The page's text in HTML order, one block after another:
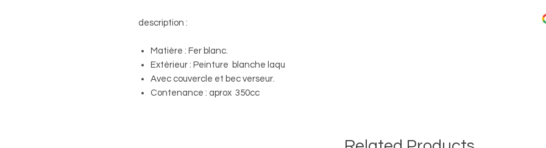
description :
Matière : Fer blanc.
Extérieur : Peinture blanche laqu
Avec couvercle et bec verseur.
Contenance : aprox 350cc